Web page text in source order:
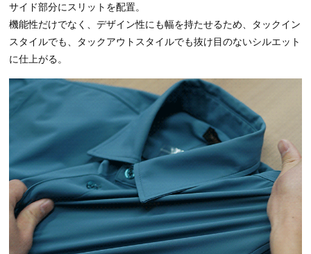
サイド部分にスリットを配置。
機能性だけでなく、デザイン性にも幅を持たせるため、タックイン
スタイルでも、タックアウトスタイルでも抜け目のないシルエット
に仕上がる。